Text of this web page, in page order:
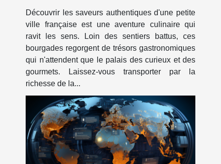
Découvrir les saveurs authentiques d'une petite
ville française est une aventure culinaire qui
ravit les sens. Loin des sentiers battus, ces
bourgades regorgent de trésors gastronomiques
qui n'attendent que le palais des curieux et des
gourmets. Laissez-vous transporter par la
richesse de la...